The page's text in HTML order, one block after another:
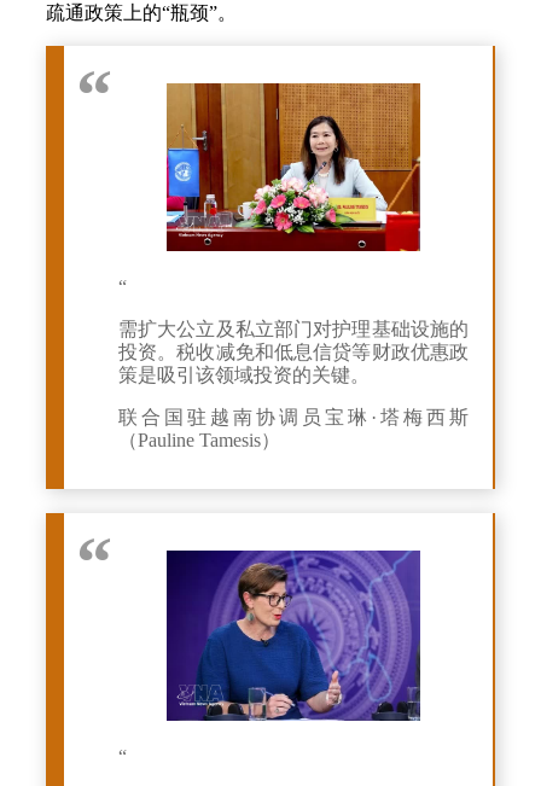
疏通政策上的“瓶颈”。
“
需扩大公立及私立部门对护理基础设施的
投资。税收减免和低息信贷等财政优惠政
策是吸引该领域投资的关键。
联合国驻越南协调员宝琳·塔梅西斯
（Pauline Tamesis）
“